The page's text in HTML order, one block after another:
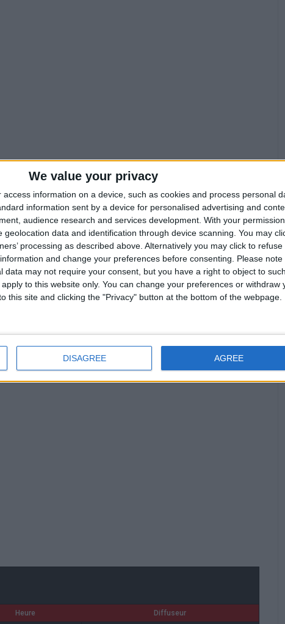
We value your privacy
access information on a device, such as cookies and process personal
information sent by a device for personalised advertising and
audience research and services development. With your
data and identification through device scanning. You may
processing as described above. Alternatively you may click to refuse
and change your preferences before consenting.
Please note
data may not require your consent, but you have a right to object to such
to this website only. You can change your preferences or withdraw
this site and clicking the "Privacy" button at the bottom of the webpage.
DISAGREE AGREE
Heure Diffuseur